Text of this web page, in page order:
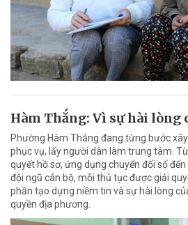
Hàm Thắng: Vì sự hài lòng
Phường Hàm Thắng đang từng bước
phục vụ, lấy người dân làm trung tâm.
quyết hồ sơ, ứng dụng chuyển đổi số
đội ngũ cán bộ, mỗi thủ tục được giải
phần tạo dựng niềm tin và sự hài lòng
quyền địa phương.